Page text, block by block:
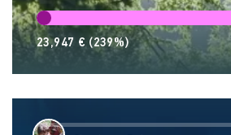
23,947 € (239%)